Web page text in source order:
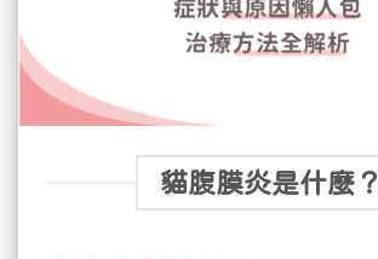
貓腹膜炎是什麼？